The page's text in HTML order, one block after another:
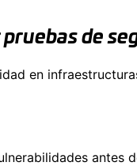
de
en
antes